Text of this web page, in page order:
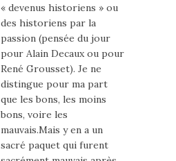
« devenus historiens » ou
des historiens par la
passion (pensée du jour
pour Alain Decaux ou pour
René Grousset). Je ne
distingue pour ma part
que les bons, les moins
bons, voire les
mauvais.Mais y en a un
sacré paquet qui furent